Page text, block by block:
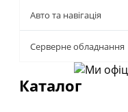
Авто та навігація
Серверне обладнання
Каталог